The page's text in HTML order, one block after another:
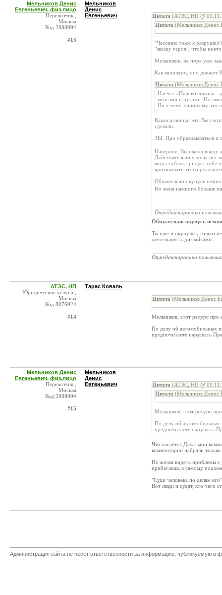
Мельников Денис
Евгеньевич, физ.лицо
Перевозчик ,
Москва
Код:2888094
#13
Мельников
Денис
Евгеньевич
Цитата (АТЭС, НП @
Цитата (Мельников Денис
"Часовню тоже я
"звезду героя", чтобы
Мельников, не пора уже
Как минимум, оно движет
Цитата (Мельников Денис
Насчет «Перевозчиков» -
мозгами и руками. Но
Ни к чему хорошему это
Какая разница, что Вы
сделали.
ЗЫ. Про образовываться и
Наверное, Вы имели ввиду
Действительно у меня нет
когда субъект рисует себе
критиковать этого
Обязательно окунусь
Но меня намного больше
Отредактировано
Обязательно окунусь
Ты уже и окунулся, только
деятельность дизлайками.
Отредактировано
АТЭС, НП
Юридические услуги ,
Москва
Код:8076924
#14
Тарас Коваль
Цитата (Мельников Денис
Мельников, этот ресурс про
По делу об автомобильных
предпочитаете нарушать
Мельников Денис
Евгеньевич, физ.лицо
Перевозчик ,
Москва
Код:2888094
#15
Мельников
Денис
Евгеньевич
Цитата (АТЭС, НП @
Цитата (Мельников Денис
Мельников, этот ресурс
По делу об автомобильных
предпочитаете нарушать
Что касается Дела: мои
комментарии набрали только
Не желая видеть проблемы
прибегаешь к самому
"Суди человека по делам
Вот люди и судят, кто чего
Администрация сайта не несет ответственности за информацию, публикуемую